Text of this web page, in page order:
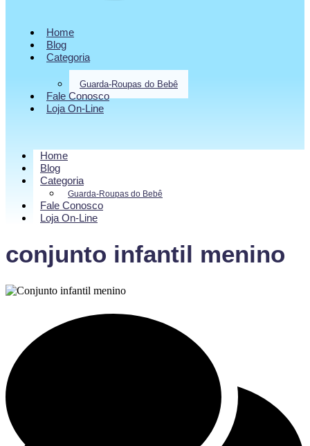
Home
Blog
Categoria
Guarda-Roupas do Bebê
Fale Conosco
Loja On-Line
Home
Blog
Categoria
Guarda-Roupas do Bebê
Fale Conosco
Loja On-Line
conjunto infantil menino